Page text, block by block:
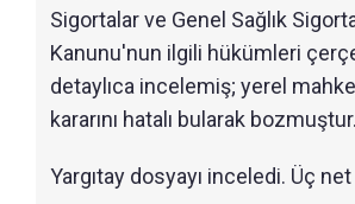
Sigortalar ve Genel Sağlık
Kanunu'nun ilgili hükümleri
detaylıca incelemiş; yerel
kararını hatalı bularak bozmuştur.
Yargıtay dosyayı inceledi. Üç